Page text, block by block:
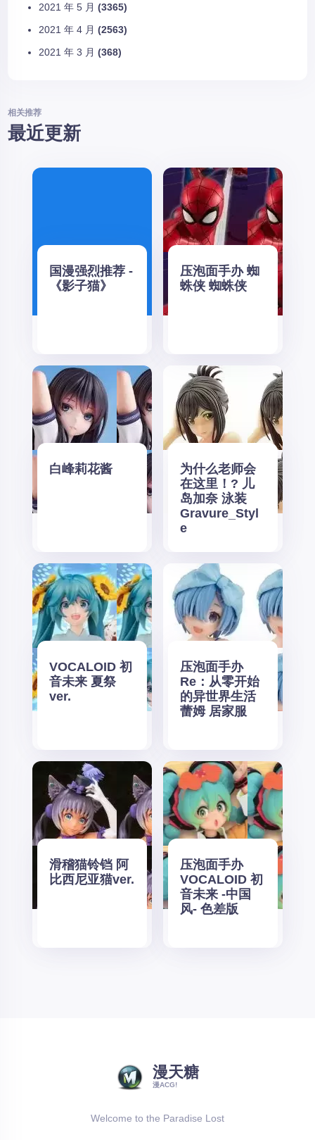
2021 年 5 月 (3365)
2021 年 4 月 (2563)
2021 年 3 月 (368)
相关推荐
最近更新
国漫强烈推荐 -
《影子猫》
压泡面手办 蜘
蛛侠 蜘蛛侠
白峰莉花酱
为什么老师会
在这里！? 儿
岛加奈 泳装
Gravure_Styl
e
VOCALOID 初
音未来 夏祭
ver.
压泡面手办
Re：从零开始
的异世界生活
蕾姆 居家服
滑稽猫铃铛 阿
比西尼亚猫ver.
压泡面手办
VOCALOID 初
音未来 -中国
风- 色差版
漫天糖
漫ACG!
Welcome to the Paradise Lost